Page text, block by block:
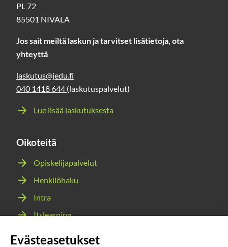
PL 72
85501 NIVALA
Jos sait meiltä laskun ja tarvitset lisätietoja, ota
yhteyttä
laskutus@jedu.fi
040 1418 644 (laskutuspalvelut)
Lue lisää laskutuksesta
Oikoteitä
Opiskelijapalvelut
Henkilöhaku
Intra
Itslearning
Evästeasetukset